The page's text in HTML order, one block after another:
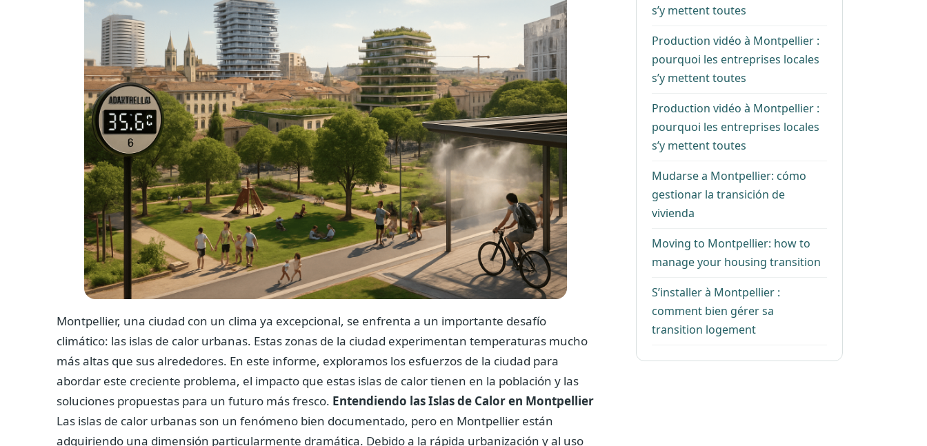
Montpellier, una ciudad con un clima ya excepcional, se enfrenta a un importante desafío
climático: las islas de calor urbanas. Estas zonas de la ciudad experimentan temperaturas mucho
más altas que sus alrededores. En este informe, exploramos los esfuerzos de la ciudad para
abordar este creciente problema, el impacto que estas islas de calor tienen en la población y las
soluciones propuestas para un futuro más fresco. Entendiendo las Islas de Calor en Montpellier
Las islas de calor urbanas son un fenómeno bien documentado, pero en Montpellier están
adquiriendo una dimensión particularmente dramática. Debido a la rápida urbanización y al uso
s’y mettent toutes
Production vidéo à Montpellier :
pourquoi les entreprises locales
s’y mettent toutes
Production vidéo à Montpellier :
pourquoi les entreprises locales
s’y mettent toutes
Mudarse a Montpellier: cómo
gestionar la transición de
vivienda
Moving to Montpellier: how to
manage your housing transition
S’installer à Montpellier :
comment bien gérer sa
transition logement